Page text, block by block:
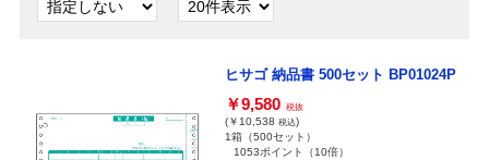
ヒサゴ 納品書 500セット BP01024P
￥9,580 税抜
(￥10,538 税込)
1箱（500セット）
1053ポイント
（10倍）